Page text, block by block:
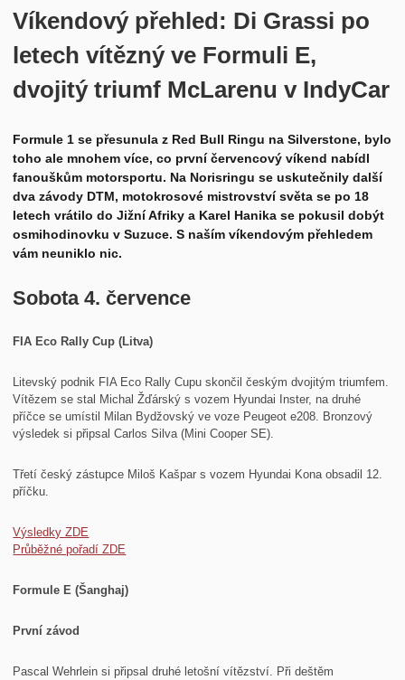
Víkendový přehled: Di Grassi po
letech vítězný ve Formuli E,
dvojitý triumf McLarenu v IndyCar
Formule 1 se přesunula z Red Bull Ringu na Silverstone, bylo
toho ale mnohem více, co první červencový víkend nabídl
fanouškům motorsportu. Na Norisringu se uskutečnily další
dva závody DTM, motokrosové mistrovství světa se po 18
letech vrátilo do Jižní Afriky a Karel Hanika se pokusil dobýt
osmihodinovku v Suzuce. S naším víkendovým přehledem
vám neuniklo nic.
Sobota 4. července
FIA Eco Rally Cup (Litva)
Litevský podnik FIA Eco Rally Cupu skončil českým dvojitým triumfem.
Vítězem se stal Michal Žďárský s vozem Hyundai Inster, na druhé
příčce se umístil Milan Bydžovský ve voze Peugeot e208. Bronzový
výsledek si připsal Carlos Silva (Mini Cooper SE).
Třetí český zástupce Miloš Kašpar s vozem Hyundai Kona obsadil 12.
příčku.
Výsledky ZDE
Průběžné pořadí ZDE
Formule E (Šanghaj)
První závod
Pascal Wehrlein si připsal druhé letošní vítězství. Při deštěm